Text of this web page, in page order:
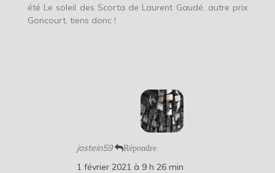
été Le soleil des Scorta de Laurent Gaudé, autre prix
Goncourt, tiens donc !
jostein59 Répondre
1 février 2021 à 9 h 26 min